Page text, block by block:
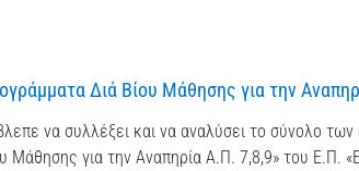
Διά Βίου Μάθησης για την
να συλλέξει και να αναλύσει το σύνολο
για την Αναπηρία Α.Π. 7,8,9» του Ε.Π.